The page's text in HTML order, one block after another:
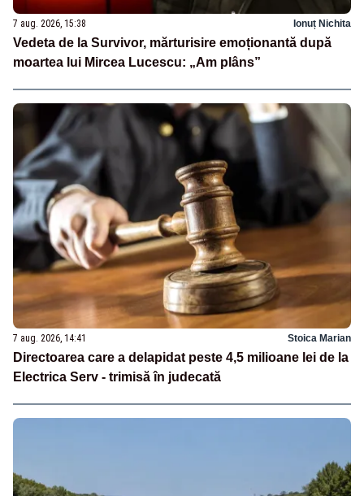
7 aug. 2026, 15:38 Ionuț Nichita
Vedeta de la Survivor, mărturisire emoționantă după
moartea lui Mircea Lucescu: „Am plâns”
7 aug. 2026, 14:41 Stoica Marian
Directoarea care a delapidat peste 4,5 milioane lei de la
Electrica Serv - trimisă în judecată